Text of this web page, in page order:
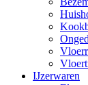
IJzerwaren